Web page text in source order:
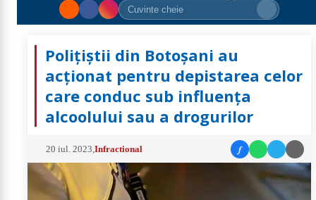
Polițiștii din Botoșani au
acționat pentru depistarea celor
care conduc sub influența
alcoolului sau a drogurilor
20 iul. 2023 ,Infractional f